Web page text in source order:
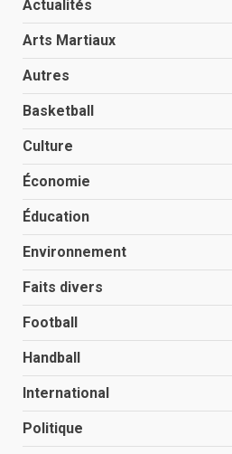
Actualités
Arts Martiaux
Autres
Basketball
Culture
Économie
Éducation
Environnement
Faits divers
Football
Handball
International
Politique